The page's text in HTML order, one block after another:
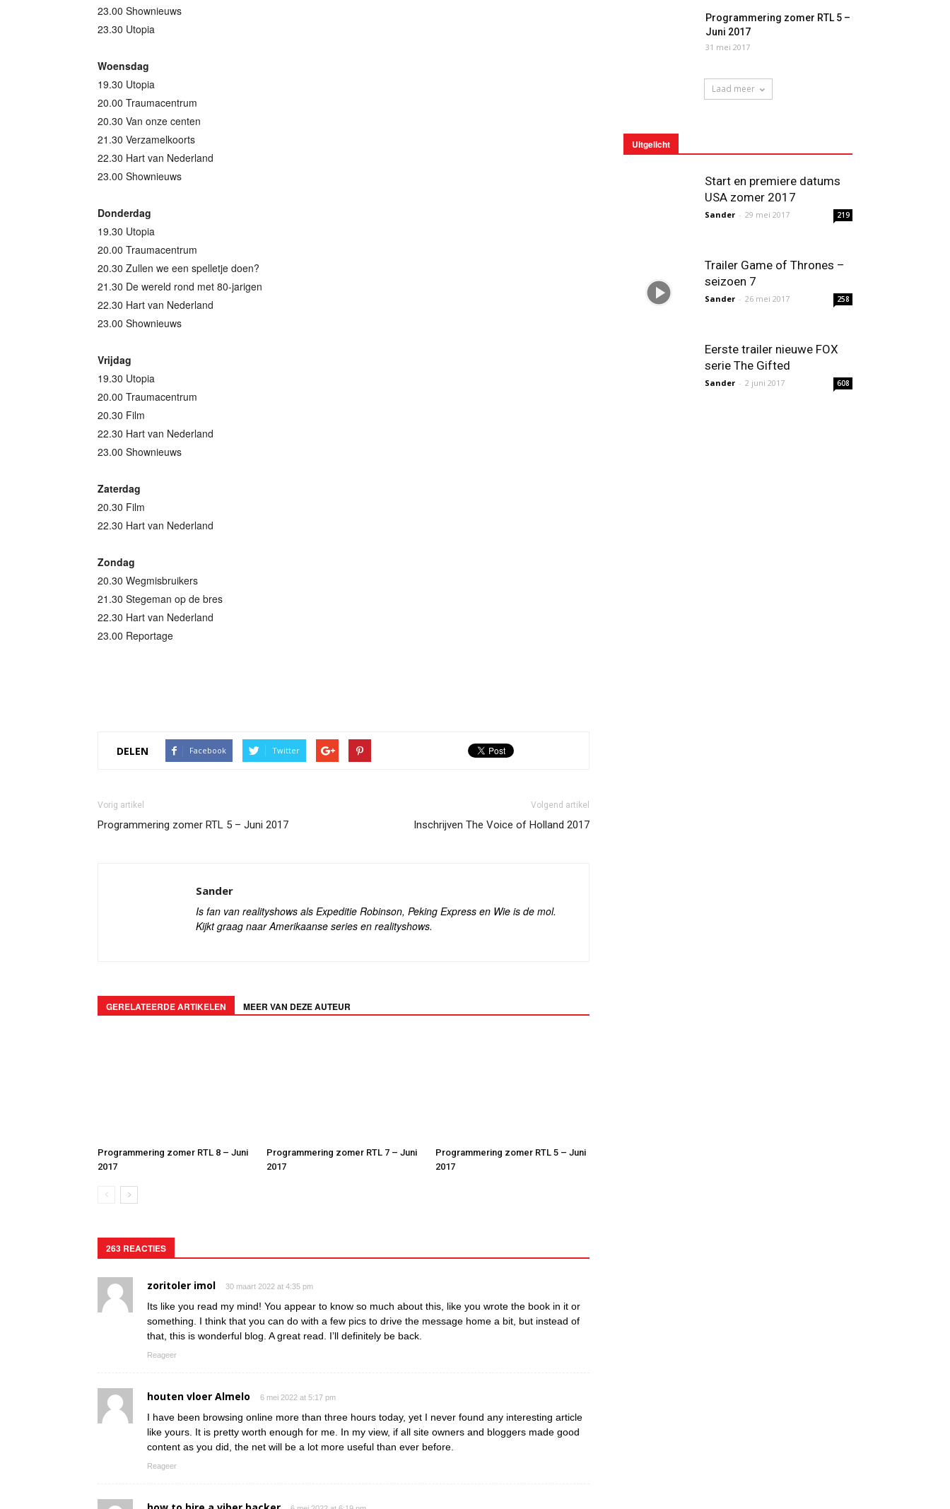
23.00 Shownieuws
23.30 Utopia
Woensdag
19.30 Utopia
20.00 Traumacentrum
20.30 Van onze centen
21.30 Verzamelkoorts
22.30 Hart van Nederland
23.00 Shownieuws
Donderdag
19.30 Utopia
20.00 Traumacentrum
20.30 Zullen we een spelletje doen?
21.30 De wereld rond met 80-jarigen
22.30 Hart van Nederland
23.00 Shownieuws
Vrijdag
19.30 Utopia
20.00 Traumacentrum
20.30 Film
22.30 Hart van Nederland
23.00 Shownieuws
Zaterdag
20.30 Film
22.30 Hart van Nederland
Zondag
20.30 Wegmisbruikers
21.30 Stegeman op de bres
22.30 Hart van Nederland
23.00 Reportage
DELEN Facebook Twitter
Vorig artikel
Programmering zomer RTL 5 – Juni 2017
Volgend artikel
Inschrijven The Voice of Holland 2017
Sander
Is fan van realityshows als Expeditie Robinson, Peking Express en Wie is de mol.
Kijkt graag naar Amerikaanse series en realityshows.
GERELATEERDE ARTIKELEN MEER VAN DEZE AUTEUR
Programmering zomer RTL 8 – Juni
2017
Programmering zomer RTL 7 – Juni
2017
Programmering zomer RTL 5 – Juni
2017
263 REACTIES
zoritoler imol 30 maart 2022 at 4:35 pm
Its like you read my mind! You appear to know so much about this, like you wrote the book in it or
something. I think that you can do with a few pics to drive the message home a bit, but instead of
that, this is wonderful blog. A great read. I’ll definitely be back.
Reageer
houten vloer Almelo 6 mei 2022 at 5:17 pm
I have been browsing online more than three hours today, yet I never found any interesting article
like yours. It is pretty worth enough for me. In my view, if all site owners and bloggers made good
content as you did, the net will be a lot more useful than ever before.
Reageer
Programmering zomer RTL 5 –
Juni 2017
31 mei 2017
Laad meer
Uitgelicht
Start en premiere datums
USA zomer 2017
Sander - 29 mei 2017 219
Trailer Game of Thrones –
seizoen 7
Sander - 26 mei 2017 258
Eerste trailer nieuwe FOX
serie The Gifted
Sander - 2 juni 2017 608